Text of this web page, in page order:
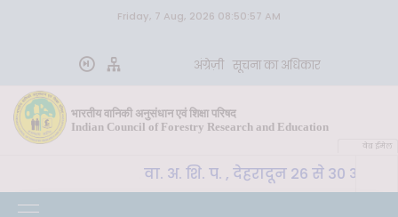
Friday, 7 Aug, 2026 08:50:57 AM
अंग्रेज़ी सूचना का अधिकार
भारतीय वानिकी अनुसंधान एवं शिक्षा परिषद
Indian Council of Forestry Research and Education
वेब ईमेल
CoE-SLM, भा. वा. अ. शि. प. , देहरादून 26 से 30